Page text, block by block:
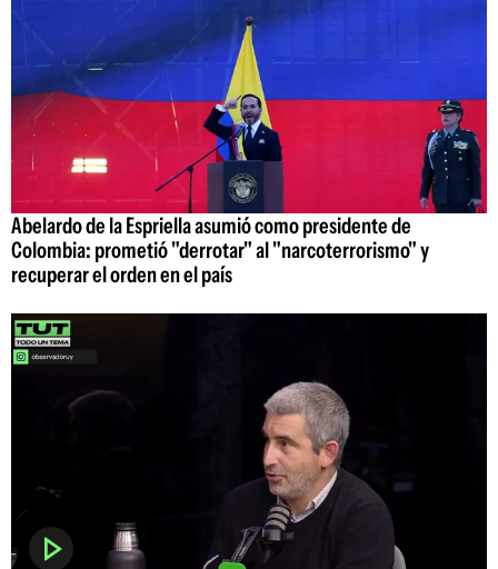
Abelardo de la Espriella asumió como presidente de
Colombia: prometió "derrotar" al "narcoterrorismo" y
recuperar el orden en el país